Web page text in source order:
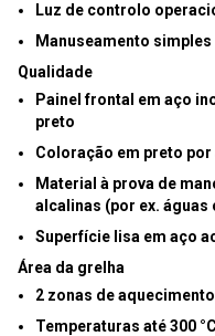
Luz de controlo
Manuseamento simples
Qualidade
Painel frontal em aço
preto
Coloração em preto
Material à prova de
alcalinas (por ex. águas
Superfície lisa em aço
Área da grelha
2 zonas de aquecimento
Temperaturas até300 °C